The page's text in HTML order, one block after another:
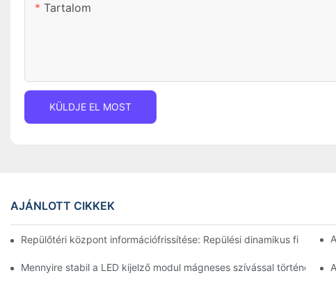
Tartalom
KÜLDJE EL MOST
AJÁNLOTT CIKKEK
Repülőtéri központ információfrissítése: Repülési dinamikus
Mennyire stabil a LED kijelző modul mágneses szívással történő